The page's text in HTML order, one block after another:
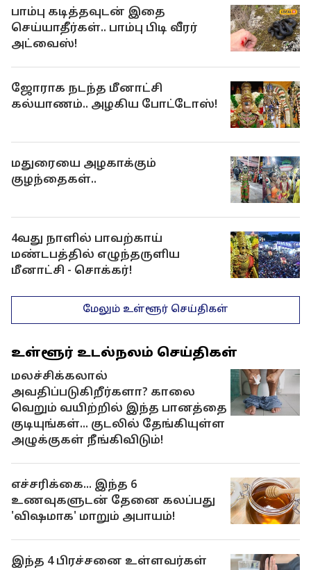
பாம்பு கடித்தவுடன் இதை
செய்யாதீர்கள்.. பாம்பு பிடி வீரர்
அட்வைஸ்!
ஜோராக நடந்த மீனாட்சி
கல்யாணம்.. அழகிய போட்டோஸ்!
மதுரையை அழகாக்கும்
குழந்தைகள்..
4வது நாளில் பாவற்காய்
மண்டபத்தில் எழுந்தருளிய
மீனாட்சி - சொக்கர்!
மேலும் உள்ளூர் செய்திகள்
உள்ளூர் உடல்நலம் செய்திகள்
மலச்சிக்கலால்
அவதிப்படுகிறீர்களா? காலை
வெறும் வயிற்றில் இந்த பானத்தை
குடியுங்கள்... குடலில் தேங்கியுள்ள
அழுக்குகள் நீங்கிவிடும்!
எச்சரிக்கை... இந்த 6
உணவுகளுடன் தேனை கலப்பது
'விஷமாக' மாறும் அபாயம்!
இந்த 4 பிரச்சனை உள்ளவர்கள்